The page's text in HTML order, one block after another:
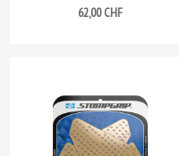
Prix
62,00 CHF